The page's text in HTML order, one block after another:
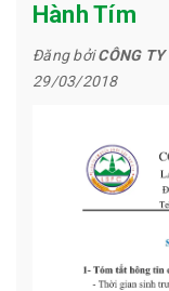
Hành Tím
Đăng bởiCÔNG
29/03/2018